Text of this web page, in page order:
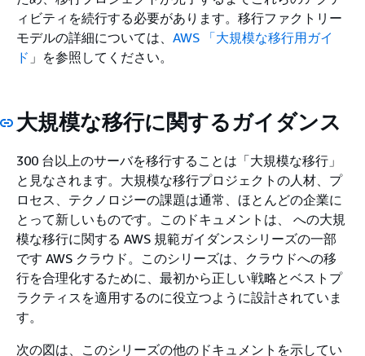
ィビティを続行する必要があります。移行ファクトリー
モデルの詳細については、 AWS 「大規模な移行用ガイ
ド 」を参照してください。
大規模な移行に関するガイダンス
300 台以上のサーバを移行することは「大規模な移行」
と見なされます。大規模な移行プロジェクトの人材、プ
ロセス、テクノロジーの課題は通常、ほとんどの企業に
とって新しいものです。このドキュメントは、 への大規
模な移行に関する AWS 規範ガイダンスシリーズの一部
です AWS クラウド。このシリーズは、クラウドへの移
行を合理化するために、最初から正しい戦略とベストプ
ラクティスを適用するのに役立つように設計されていま
す。
次の図は、このシリーズの他のドキュメントを示してい